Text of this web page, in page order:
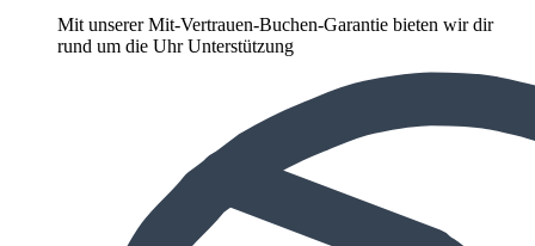
Mit unserer Mit-Vertrauen-Buchen-Garantie bieten wir dir
rund um die Uhr Unterstützung